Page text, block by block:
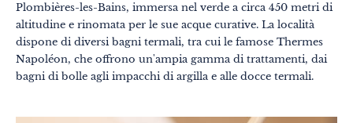
Plombières-les-Bains, immersa nel verde a circa 450 metri di
altitudine e rinomata per le sue acque curative. La località
dispone di diversi bagni termali, tra cui le famose Thermes
Napoléon, che offrono un'ampia gamma di trattamenti, dai
bagni di bolle agli impacchi di argilla e alle docce termali.